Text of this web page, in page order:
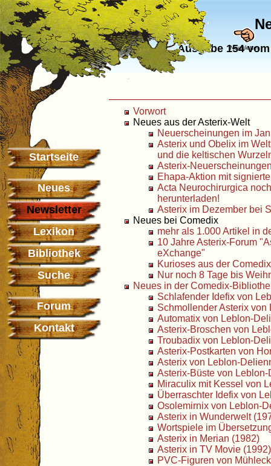
Newsletter
Ausgabe 154
Startseite
Neues
Newsletter
Lexikon
Bibliothek
Suche
Forum
Kontakt
Vorwort
Neues aus der Asterix-Welt
Neuerscheinungen im
Asterix und Obelix im
und die keltischen
Asterix-
Ehapa-Aktion mit
Acta Neurochirurgica
herunterladen!
Asterix im Dezember bei
Neues bei Comedix
mehr als 1.000 Artikel in
10 Jahre Asterix-Forum
eXchange"
Kurioses aus der
Nur noch 8 Tage bis
Neues in der Comedix-
Schlafender Idefix von
Schmollender Asterix
Automatix von Leblon-
Asterix-Broschen von
Troubadix von Leblon-
Asterix-Postkarten von
Asterix von Leblon-
Asterix-Büste von
Miraculix mit Kessel von
Überraschter Idefix von
Osolemirnix von Leblon-
Asterix in Wunderwelt
Wortspiele im
Asterix in Merian (1982)
Asterix in TV Movie (1992)
PVC-Figuren von